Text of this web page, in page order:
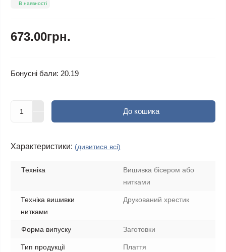
В наявності
673.00грн.
Бонусні бали: 20.19
До кошика
Характеристики: (дивитися всі)
Техніка
Вишивка бісером або
нитками
Техніка вишивки
нитками
Друкований хрестик
Форма випуску Заготовки
Тип продукції Плаття